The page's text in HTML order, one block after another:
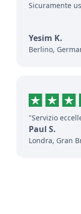
Sicuramente
Yesim K.
Berlino,
"Servizio
Paul S.
Londra, Gran